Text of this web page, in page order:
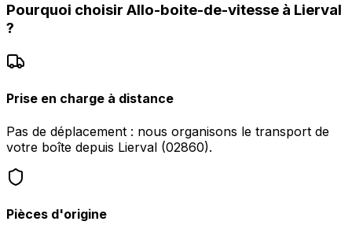
Pourquoi choisir Allo-boite-de-vitesse à Lierval
?
Prise en charge à distance
Pas de déplacement : nous organisons le transport de
votre boîte depuis Lierval (02860).
Pièces d'origine